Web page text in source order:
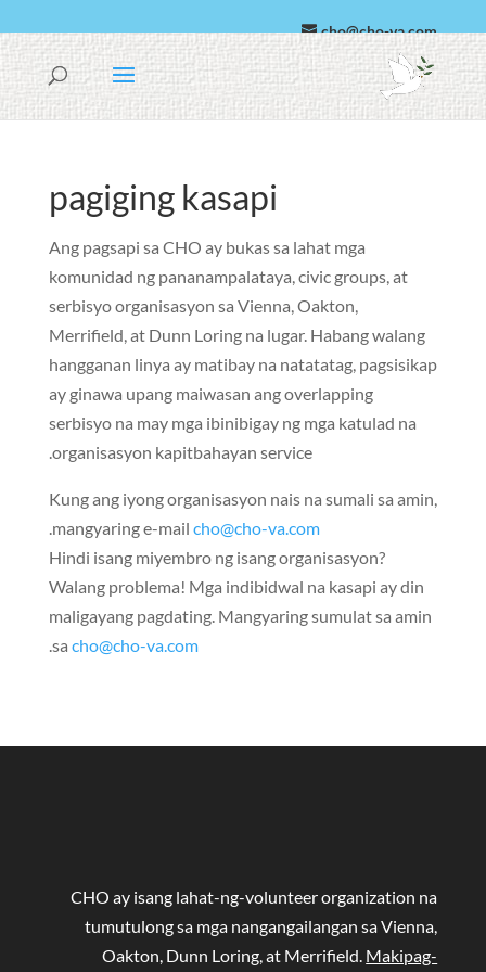
cho@cho-va.com
Arabe
Español
pagiging kasapi
Ang pagsapi sa CHO ay bukas sa lahat mga
komunidad ng pananampalataya, civic groups, at
serbisyo organisasyon sa Vienna, Oakton,
Merrifield, at Dunn Loring na lugar. Habang walang
hangganan linya ay matibay na natatatag, pagsisikap
ay ginawa upang maiwasan ang overlapping
serbisyo na may mga ibinibigay ng mga katulad na
organisasyon kapitbahayan service.
Kung ang iyong organisasyon nais na sumali sa amin,
mangyaring e-mail cho@cho-va.com
.
Hindi isang miyembro ng isang organisasyon?
Walang problema! Mga indibidwal na kasapi ay din
maligayang pagdating. Mangyaring sumulat sa amin
sa cho@cho-va.com
.
CHO ay isang lahat-ng-volunteer organization na
tumutulong sa mga nangangailangan sa Vienna,
Oakton, Dunn Loring, at Merrifield. Makipag-